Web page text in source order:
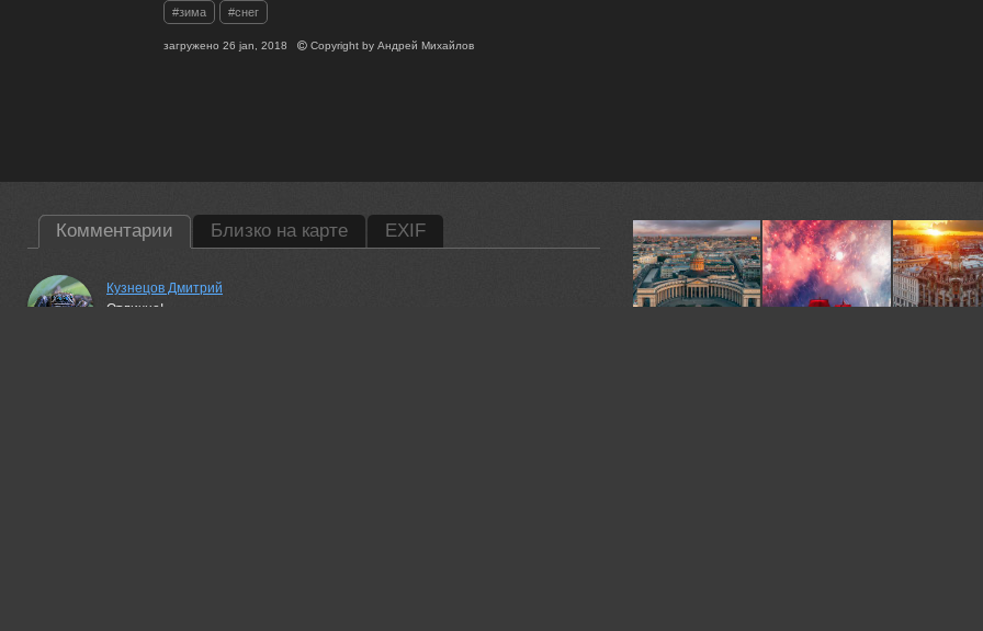
#зима #снег
загружено26 jan, 2018 Copyright byАндрей Михайлов
Комментарии Близко на карте EXIF
Кузнецов Дмитрий
Отлично!